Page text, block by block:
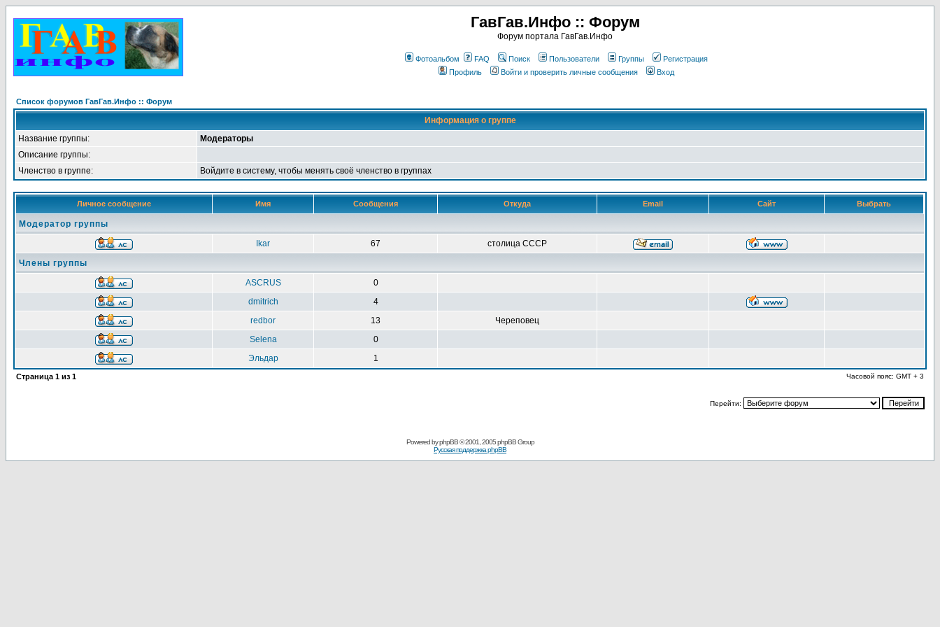
ГавГав.Инфо :: Форум
Форум портала ГавГав.Инфо
Фотоальбом FAQ Поиск Пользователи Группы
Регистрация
Профиль
Войти и проверить личные сообщения Вход
Список форумов ГавГав.Инфо :: Форум
Информация о группе
Название группы:
Модераторы
Описание группы:
Членство в группе:
Войдите в систему, чтобы менять своё членство в группах
Личное сообщение Имя Сообщения Откуда Email Сайт Выбрать
Модератор группы
Ikar
67
столица СССР
Члены группы
ASCRUS
0
dmitrich
4
redbor
13
Череповец
Selena
0
Эльдар
1
Страница 1 из 1 Часовой пояс: GMT + 3
Перейти:
Powered byphpBB© 2001, 2005 phpBB Group
Русская поддержка phpBB